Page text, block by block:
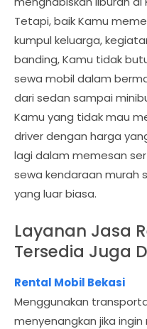
Tetapi, baik Kamu
kumpul keluarga,
banding, Kamu tidak
sewa mobil dalam
dari sedan sampai
Kamu yang tidak mau
driver dengan harga
lagi dalam memesan
sewa kendaraan murah
yang luar biasa.
Layanan Jasa
Tersedia Juga
Rental Mobil Bekasi
Menggunakan
menyenangkan jika